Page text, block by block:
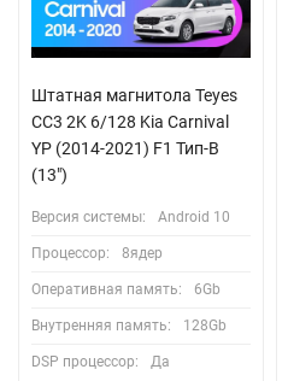
Штатная магнитола Teyes
CC3 2K 6/128 Kia Carnival
YP (2014-2021) F1 Тип-B
(13")
Версия системы: Android 10
Процессор: 8ядер
Оперативная память: 6Gb
Внутренняя память: 128Gb
DSP процессор: Да